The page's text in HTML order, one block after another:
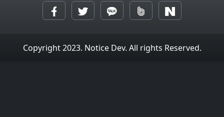
Copyright 2023. Notice Dev. All rights Reserved.